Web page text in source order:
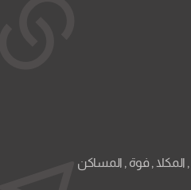
المكلا , فوة , المساكن